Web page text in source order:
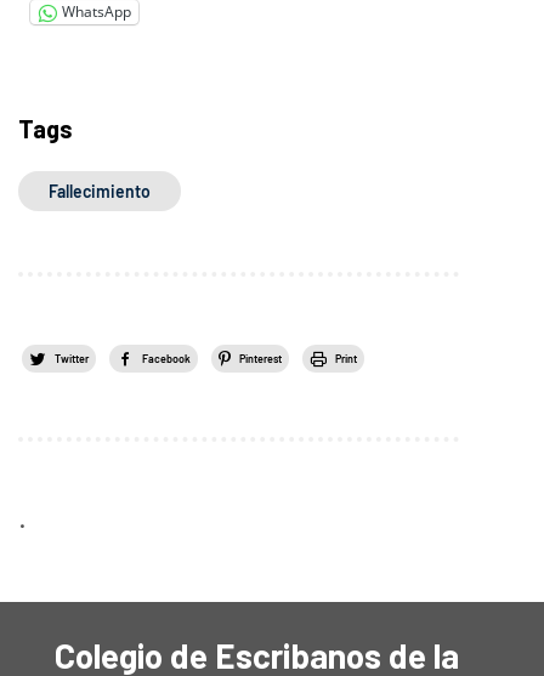
WhatsApp
Tags
Fallecimiento
Twitter Facebook Pinterest Print
.
Colegio de Escribanos de la